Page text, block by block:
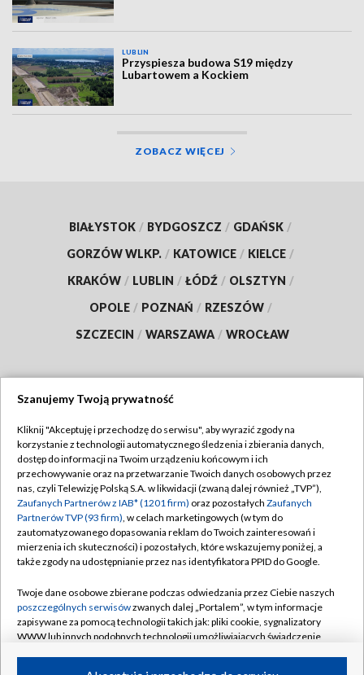
LUBLIN
Przyspiesza budowa S19 między
Lubartowem a Kockiem
ZOBACZ WIĘCEJ
BIAŁYSTOK / BYDGOSZCZ / GDAŃSK /
GORZÓW WLKP. / KATOWICE / KIELCE /
KRAKÓW / LUBLIN / ŁÓDŹ / OLSZTYN /
OPOLE / POZNAŃ / RZESZÓW /
SZCZECIN / WARSZAWA / WROCŁAW
TVP
Abonament TVP
Emisja w TVP
Centrum informacji TVP
Naziemna Telewizja Cyfrowa
Rada Programowa
System NOS
Informacje o nadawcy
Regulamin TVP
Polityka prywatności
Moje zgody
Pomoc
Kontakt
Kanały
Szanujemy Twoją prywatność
Kliknij "Akceptuję i przechodzę do serwisu", aby wyrazić zgody na
korzystanie z technologii automatycznego śledzenia i zbierania danych,
dostęp do informacji na Twoim urządzeniu końcowym i ich
przechowywanie oraz na przetwarzanie Twoich danych osobowych przez
nas, czyli Telewizję Polską S.A. w likwidacji (zwaną dalej również „TVP”),
Zaufanych Partnerów z IAB* (1201 firm) oraz pozostałych Zaufanych
Partnerów TVP (93 firm), w celach marketingowych (w tym do
zautomatyzowanego dopasowania reklam do Twoich zainteresowań i
mierzenia ich skuteczności) i pozostałych, które wskazujemy poniżej, a
także zgody na udostępnianie przez nas identyfikatora PPID do Google.
Twoje dane osobowe zbierane podczas odwiedzania przez Ciebie naszych
poszczególnych serwisówzwanych dalej „Portalem”, w tym informacje
zapisywane za pomocą technologii takich jak: pliki cookie, sygnalizatory
WWW lub innych podobnych technologii umożliwiających świadczenie